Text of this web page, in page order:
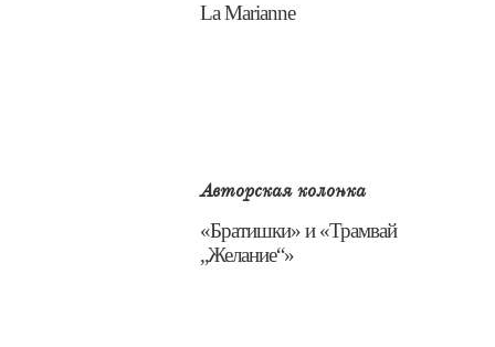
​La Marianne
Авторская колонка
​«Братишки» и «Трамвай
„Желание“»